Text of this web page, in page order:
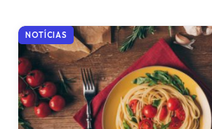
NOTÍCIAS